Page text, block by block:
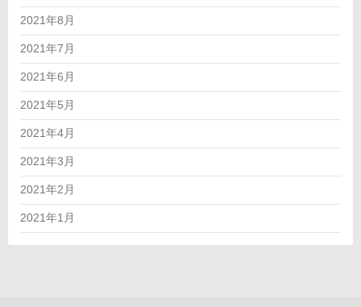
2021年8月
2021年7月
2021年6月
2021年5月
2021年4月
2021年3月
2021年2月
2021年1月